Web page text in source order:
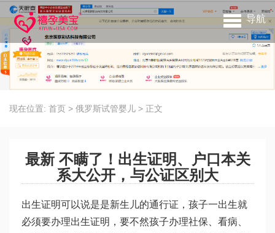
导航
现在位置: 首页 > 俄罗斯试管婴儿 > 正文
最新 不瞒了！出生证明、户口本关
系大公开，与公证区别大
出生证明可以说是是新生儿的通行证，孩子一出生就
必须要办理出生证明，要不然孩子办理社保、看病、